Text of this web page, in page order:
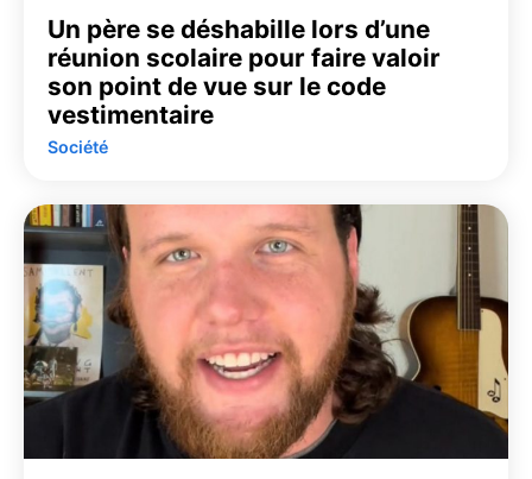
Un père se déshabille lors d’une
réunion scolaire pour faire valoir
son point de vue sur le code
vestimentaire
Société